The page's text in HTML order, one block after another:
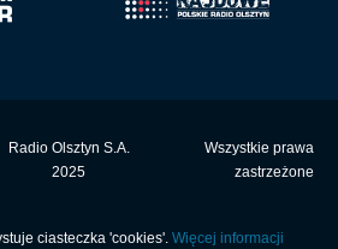
Radio Olsztyn S.A.
2025
Wszystkie prawa
zastrzeżone
ciasteczka 'cookies'. Więcej informacji